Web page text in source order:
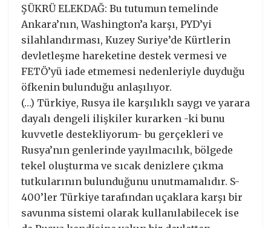
ŞÜKRÜ ELEKDAĞ: Bu tutumun temelinde
Ankara’nın, Washington’a karşı, PYD’yi
silahlandırması, Kuzey Suriye’de Kürtlerin
devletleşme hareketine destek vermesi ve
FETÖ’yü iade etmemesi nedenleriyle duyduğu
öfkenin bulunduğu anlaşılıyor.
(…) Türkiye, Rusya ile karşılıklı saygı ve yarara
dayalı dengeli ilişkiler kurarken -ki bunu
kuvvetle destekliyorum- bu gerçekleri ve
Rusya’nın genlerinde yayılmacılık, bölgede
tekel oluşturma ve sıcak denizlere çıkma
tutkularının bulunduğunu unutmamalıdır. S-
400’ler Türkiye tarafından uçaklara karşı bir
savunma sistemi olarak kullanılabilecek ise